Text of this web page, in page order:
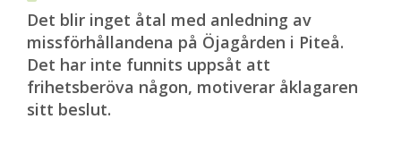
Det blir inget åtal med anledning av
missförhållandena på Öjagården i Piteå.
Det har inte funnits uppsåt att
frihetsberöva någon, motiverar åklagaren
sitt beslut.